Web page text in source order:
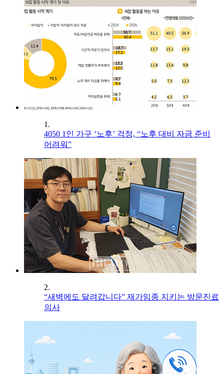
1.
4050 1인 가구 ‘노후’ 걱정, “노후 대비 자금 준비
어려워”
2.
“새벽에도 달려갑니다” 재가임종 지키는 방문진료
의사